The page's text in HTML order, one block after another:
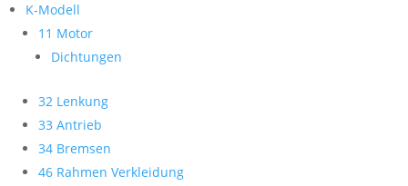
K-Modell
11 Motor
Dichtungen
32 Lenkung
33 Antrieb
34 Bremsen
46 Rahmen Verkleidung